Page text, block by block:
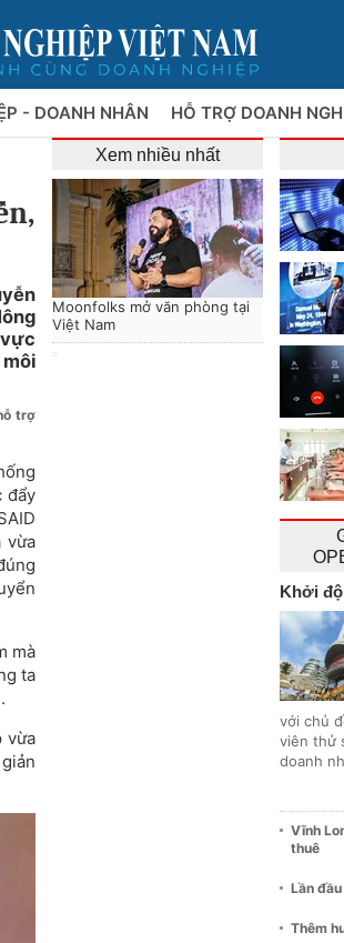
- DOANH NHÂN HỖ TRỢ DOANH
trợ
đẩy
vừa
mà
ta
vừa
Xem nhiều nhất
Moonfolks mở văn phòng tại
Việt Nam
Khởi
với chủ
viên thử
doanh
Vĩnh
thuê
Lần
Thêm